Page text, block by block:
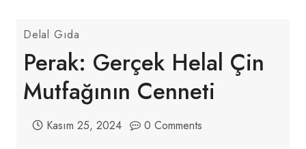
Delal Gıda
Perak: Gerçek Helal Çin
Mutfağının Cenneti
Kasım 25, 2024 0 Comments